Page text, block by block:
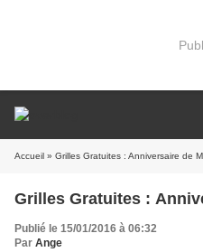
Accueil » Grilles Gratuites : Anniversaire de
Grilles Gratuites :
Publié le 15/01/2016 à 06:32
Par Ange